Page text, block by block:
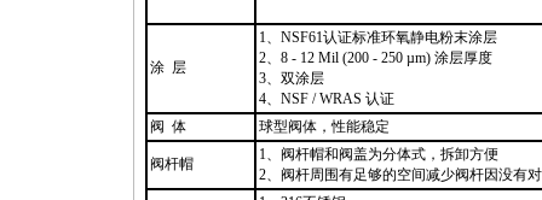
涂 层
1、NSF61认证标准环氧静电粉末涂层
2、8 - 12 Mil (200 - 250 µm) 涂层厚度
3、双涂层
4、NSF / WRAS 认证
阀 体
球型阀体，性能稳定
阀杆帽
1、阀杆帽和阀盖为分体式，拆卸方便
2、阀杆周围有足够的空间减少阀杆因没有